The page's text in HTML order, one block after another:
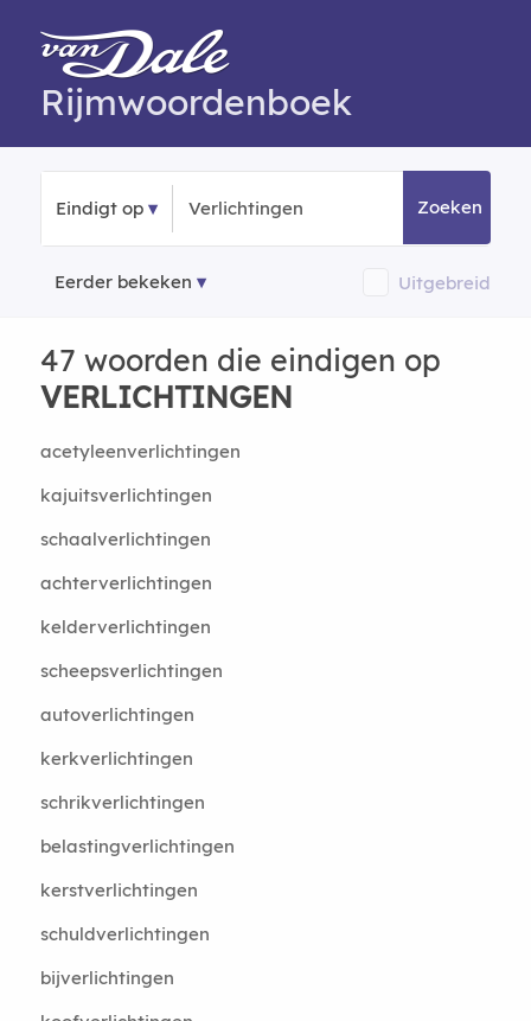
Rijmwoordenboek
Eindigt op Zoeken
Eerder bekeken Uitgebreid
47 woorden die eindigen op
VERLICHTINGEN
acetyleenverlichtingen
kajuitsverlichtingen
schaalverlichtingen
achterverlichtingen
kelderverlichtingen
scheepsverlichtingen
autoverlichtingen
kerkverlichtingen
schrikverlichtingen
belastingverlichtingen
kerstverlichtingen
schuldverlichtingen
bijverlichtingen